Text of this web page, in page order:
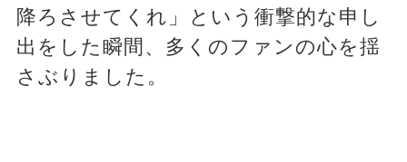
降ろさせてくれ」という衝撃的な申し
出をした瞬間、多くのファンの心を揺
さぶりました。